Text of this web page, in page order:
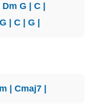
Dm G | C |
G | C| G |
| Cmaj7 |